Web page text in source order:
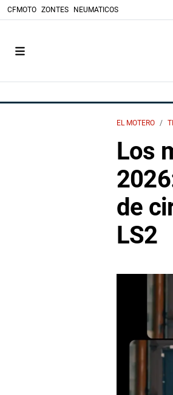
CFMOTO ZONTES NEUMATICOS
EL MOTERO
Los
de
LS2